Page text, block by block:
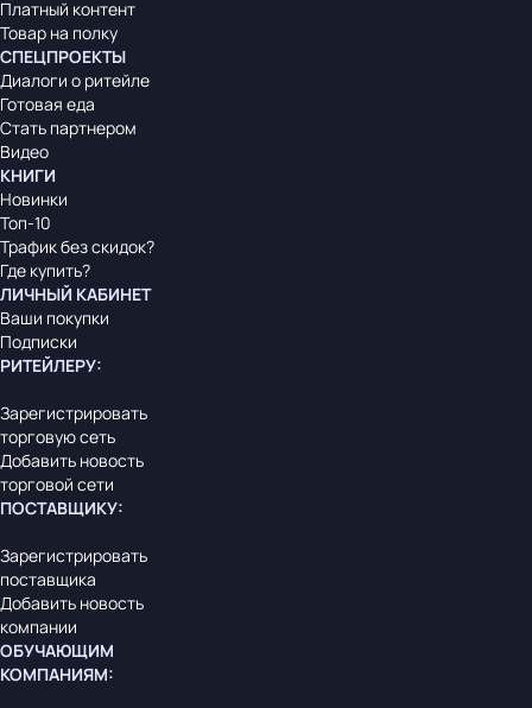
Платный контент
Товар на полку
СПЕЦПРОЕКТЫ
Диалоги о ритейле
Готовая еда
Стать партнером
Видео
КНИГИ
Новинки
Топ-10
Трафик без скидок?
Где купить?
ЛИЧНЫЙ КАБИНЕТ
Ваши покупки
Подписки
РИТЕЙЛЕРУ:
Зарегистрировать
торговую сеть
Добавить новость
торговой сети
ПОСТАВЩИКУ:
Зарегистрировать
поставщика
Добавить новость
компании
ОБУЧАЮЩИМ
КОМПАНИЯМ: